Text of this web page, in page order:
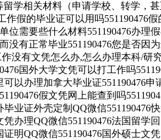
学相关材料（申请学校、转学
假的毕业证可以用吗551190476
位需要些什么材料551190476办
有正常毕业551190476您是否因
没有文凭怎么办,怎么办理本科/研
国外大学文凭可以打工作吗
以办理加拿大毕业证551190476
假文凭网上能查到吗
业证外壳定制QQ微信
办理QQ微信551190476法国留学
明QQ微信551190476国外硕士文